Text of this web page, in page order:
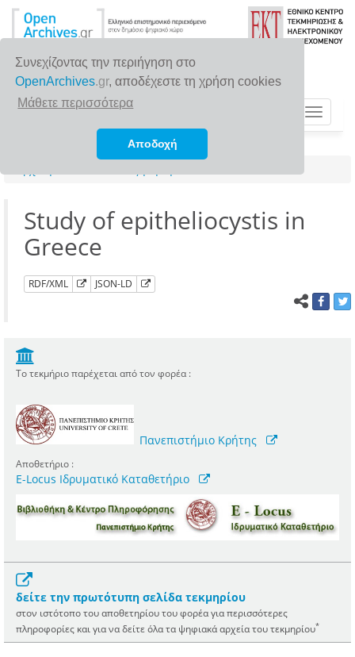
Συνεχίζοντας την περιήγηση στο
OpenArchives.gr, αποδέχεστε τη χρήση cookies
Μάθετε περισσότερα
Αποδοχή
Toggle
Study of epitheliocystis in
Greece
RDF/XML JSON-LD
Το τεκμήριο παρέχεται από τον φορέα :
Πανεπιστήμιο Κρήτης
Αποθετήριο :
E-Locus Ιδρυματικό Καταθετήριο
δείτε την πρωτότυπη σελίδα τεκμηρίου
στον ιστότοπο του αποθετηρίου του φορέα για περισσότερες
πληροφορίες και για να δείτε όλα τα ψηφιακά αρχεία του τεκμηρίου*